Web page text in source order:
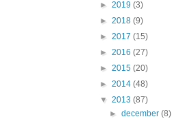
► 2019 (3)
► 2018 (9)
► 2017 (15)
► 2016 (27)
► 2015 (20)
► 2014 (48)
▼ 2013 (87)
►december(8)